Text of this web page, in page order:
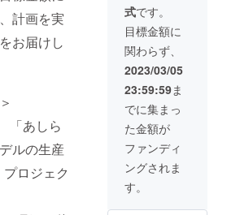
計画を実
お届けし
「あしら
ルの生産
ロジェク
へイン
ストー
ルして
いただ
く必要
がござ
いま
す。
す。発
送時
期・カ
ラーな
どのご
希望に
添えな
い場合
があり
ます。
※ご利用
にあ
たって
を
式です。
目標金額に
関わらず、
2023/03/05
23:59:59ま
でに集まっ
た金額が
ファンディ
ングされま
す。